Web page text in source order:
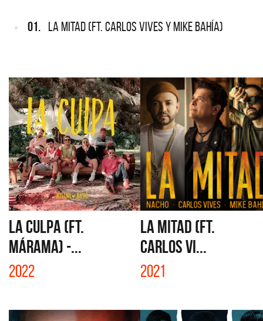
01. LA MITAD (FT. CARLOS VIVES Y MIKE BAHÍA)
LA CULPA (FT.
MÁRAMA) -...
2022
LA MITAD (FT.
CARLOS VI...
2021